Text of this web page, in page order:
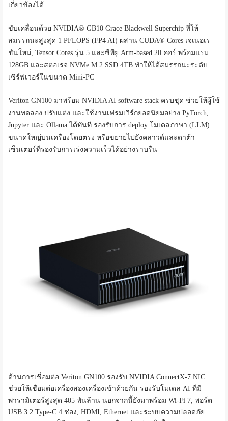
เกี่ยวข้องได้
ขับเคลื่อนด้วย NVIDIA® GB10 Grace Blackwell Superchip ที่ให้
สมรรถนะสูงสุด 1 PFLOPS (FP4 AI) ผสาน CUDA® Cores เจเนอเร
ชันใหม่, Tensor Cores รุ่น 5 และซีพียู Arm-based 20 คอร์ พร้อมแรม
128GB และสตอเรจ NVMe M.2 SSD 4TB ทำให้ได้สมรรถนะระดับ
เซิร์ฟเวอร์ในขนาด Mini-PC
Veriton GN100 มาพร้อม NVIDIA AI software stack ครบชุด ช่วยให้ผู้ใช้
งานทดลอง ปรับแต่ง และใช้งานเฟรมเวิร์กยอดนิยมอย่าง PyTorch,
Jupyter และ Ollama ได้ทันที รองรับการ deploy โมเดลภาษา (LLM)
ขนาดใหญ่บนเครื่องโดยตรง หรือขยายไปยังคลาวด์และดาต้า
เซ็นเตอร์ที่รองรับการเร่งความเร็วได้อย่างราบรื่น
ด้านการเชื่อมต่อ Veriton GN100 รองรับ NVIDIA ConnectX-7 NIC
ช่วยให้เชื่อมต่อเครื่องสองเครื่องเข้าด้วยกัน รองรับโมเดล AI ที่มี
พารามิเตอร์สูงสุด 405 พันล้าน นอกจากนี้ยังมาพร้อม Wi-Fi 7, พอร์ต
USB 3.2 Type-C 4 ช่อง, HDMI, Ethernet และระบบความปลอดภัย